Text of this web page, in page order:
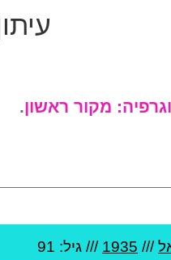
מקור ראשון.
///
1935 /// גיל: 91